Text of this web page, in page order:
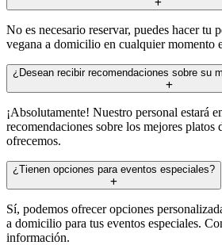
No es necesario reservar, puedes hacer tu
vegana a domicilio en cualquier momento
¿Desean recibir recomendaciones sobre su
¡Absolutamente! Nuestro personal estará
recomendaciones sobre los mejores platos
ofrecemos.
¿Tienen opciones para eventos especiales?
Sí, podemos ofrecer opciones
a domicilio para tus eventos especiales.
información.